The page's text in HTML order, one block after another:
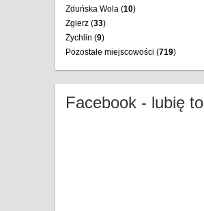
Zduńska Wola (10)
Zgierz (33)
Żychlin (9)
Pozostałe miejscowości (719)
Facebook - lubię to